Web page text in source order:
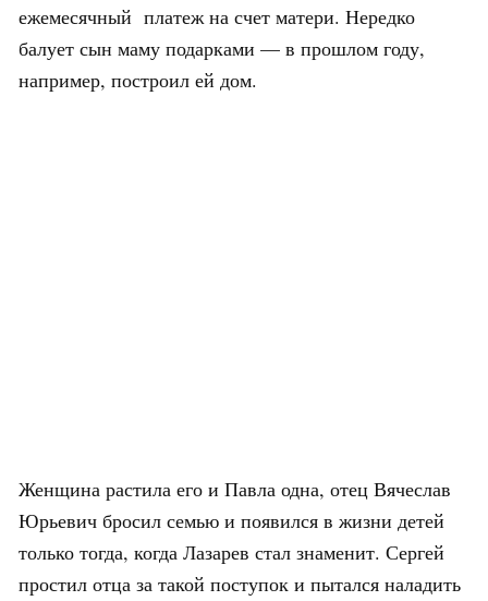
ежемесячный платеж на счет матери. Нередко
балует сын маму подарками — в прошлом году,
например, построил ей дом.
Женщина растила его и Павла одна, отец Вячеслав
Юрьевич бросил семью и появился в жизни детей
только тогда, когда Лазарев стал знаменит. Сергей
простил отца за такой поступок и пытался наладить